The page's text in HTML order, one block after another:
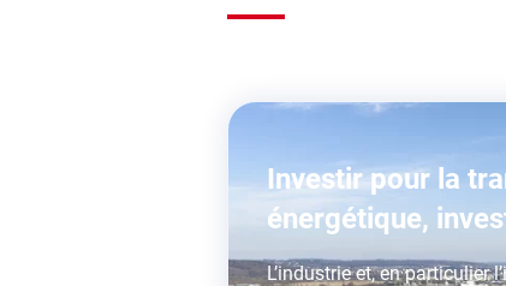
Investir pour la
énergétique,
L’industrie et, en particulier